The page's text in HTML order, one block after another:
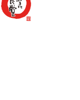
マホに